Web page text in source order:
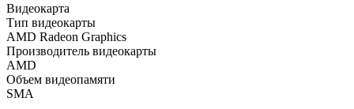
Видеокарта
Тип видеокарты
AMD Radeon Graphics
Производитель видеокарты
AMD
Объем видеопамяти
SMA